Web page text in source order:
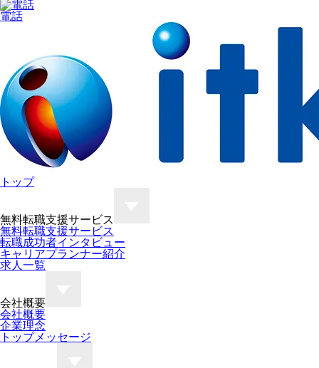
電話
トップ
無料転職支援サービス
無料転職支援サービス
転職成功者インタビュー
キャリアプランナー紹介
求人一覧
会社概要
会社概要
企業理念
トップメッセージ